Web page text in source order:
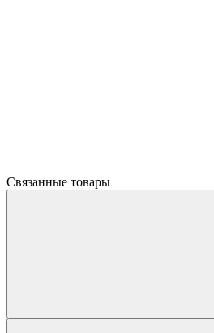
Связанные товары